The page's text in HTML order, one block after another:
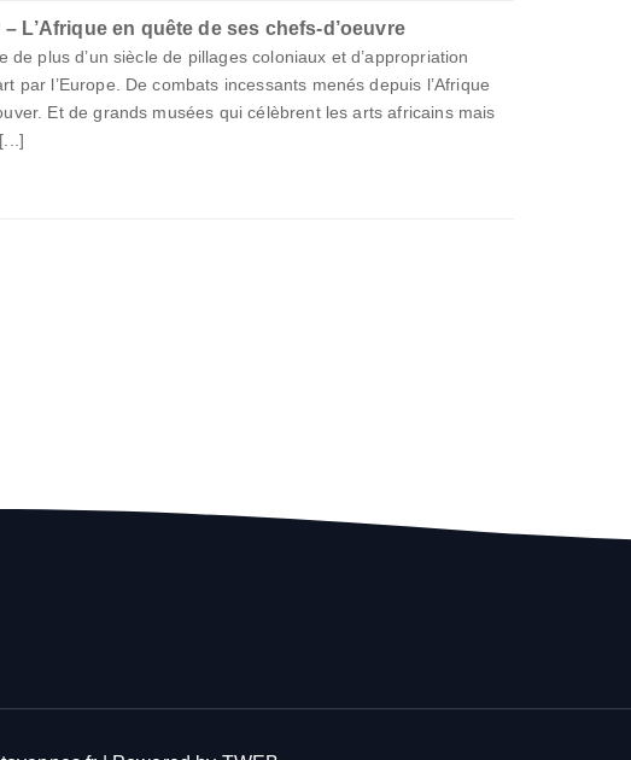
– L’Afrique en quête de ses chefs-d’oeuvre
de plus d’un siècle de pillages coloniaux et d’appropriation
par l’Europe. De combats incessants menés depuis l’Afrique
Et de grands musées qui célèbrent les arts africains mais